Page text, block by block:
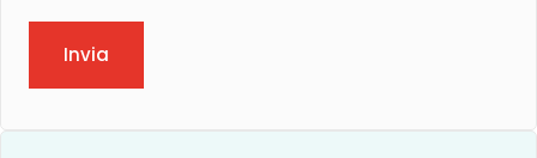
Invia